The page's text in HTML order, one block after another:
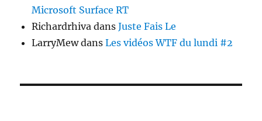
Microsoft Surface RT
Richardrhiva dansJuste Fais Le
LarryMewdansLes vidéos WTF du lundi #2